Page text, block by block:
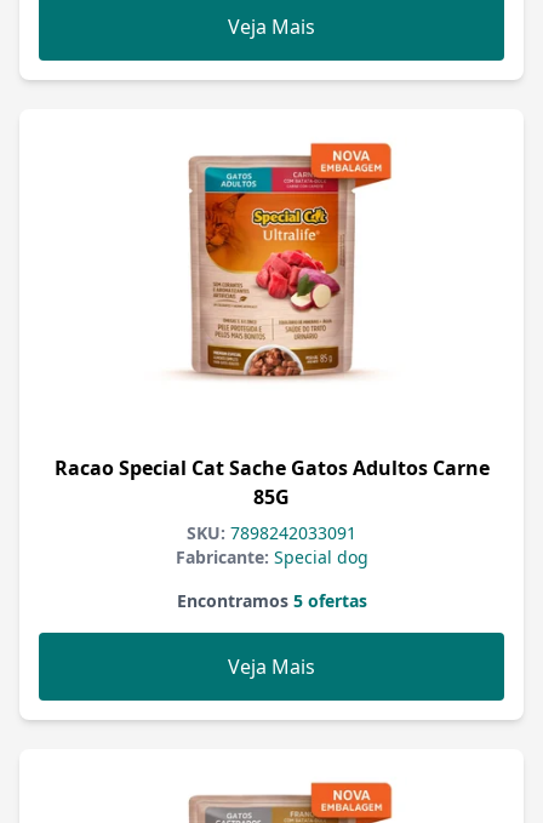
Veja Mais
Racao Special Cat Sache Gatos Adultos Carne
85G
SKU: 7898242033091
Fabricante: Special dog
Encontramos5 ofertas
Veja Mais